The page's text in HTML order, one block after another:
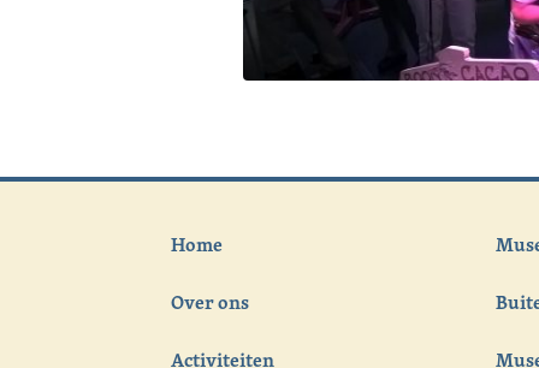
Home
Over ons
Activiteiten